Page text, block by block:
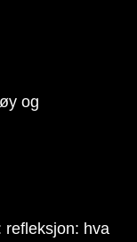
og
refleksjon: hva